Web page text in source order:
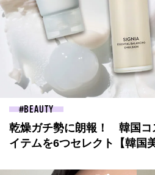
BEAUTY
乾燥ガチ勢に朗報！ 韓国コ
イテムを6つセレクト【韓国